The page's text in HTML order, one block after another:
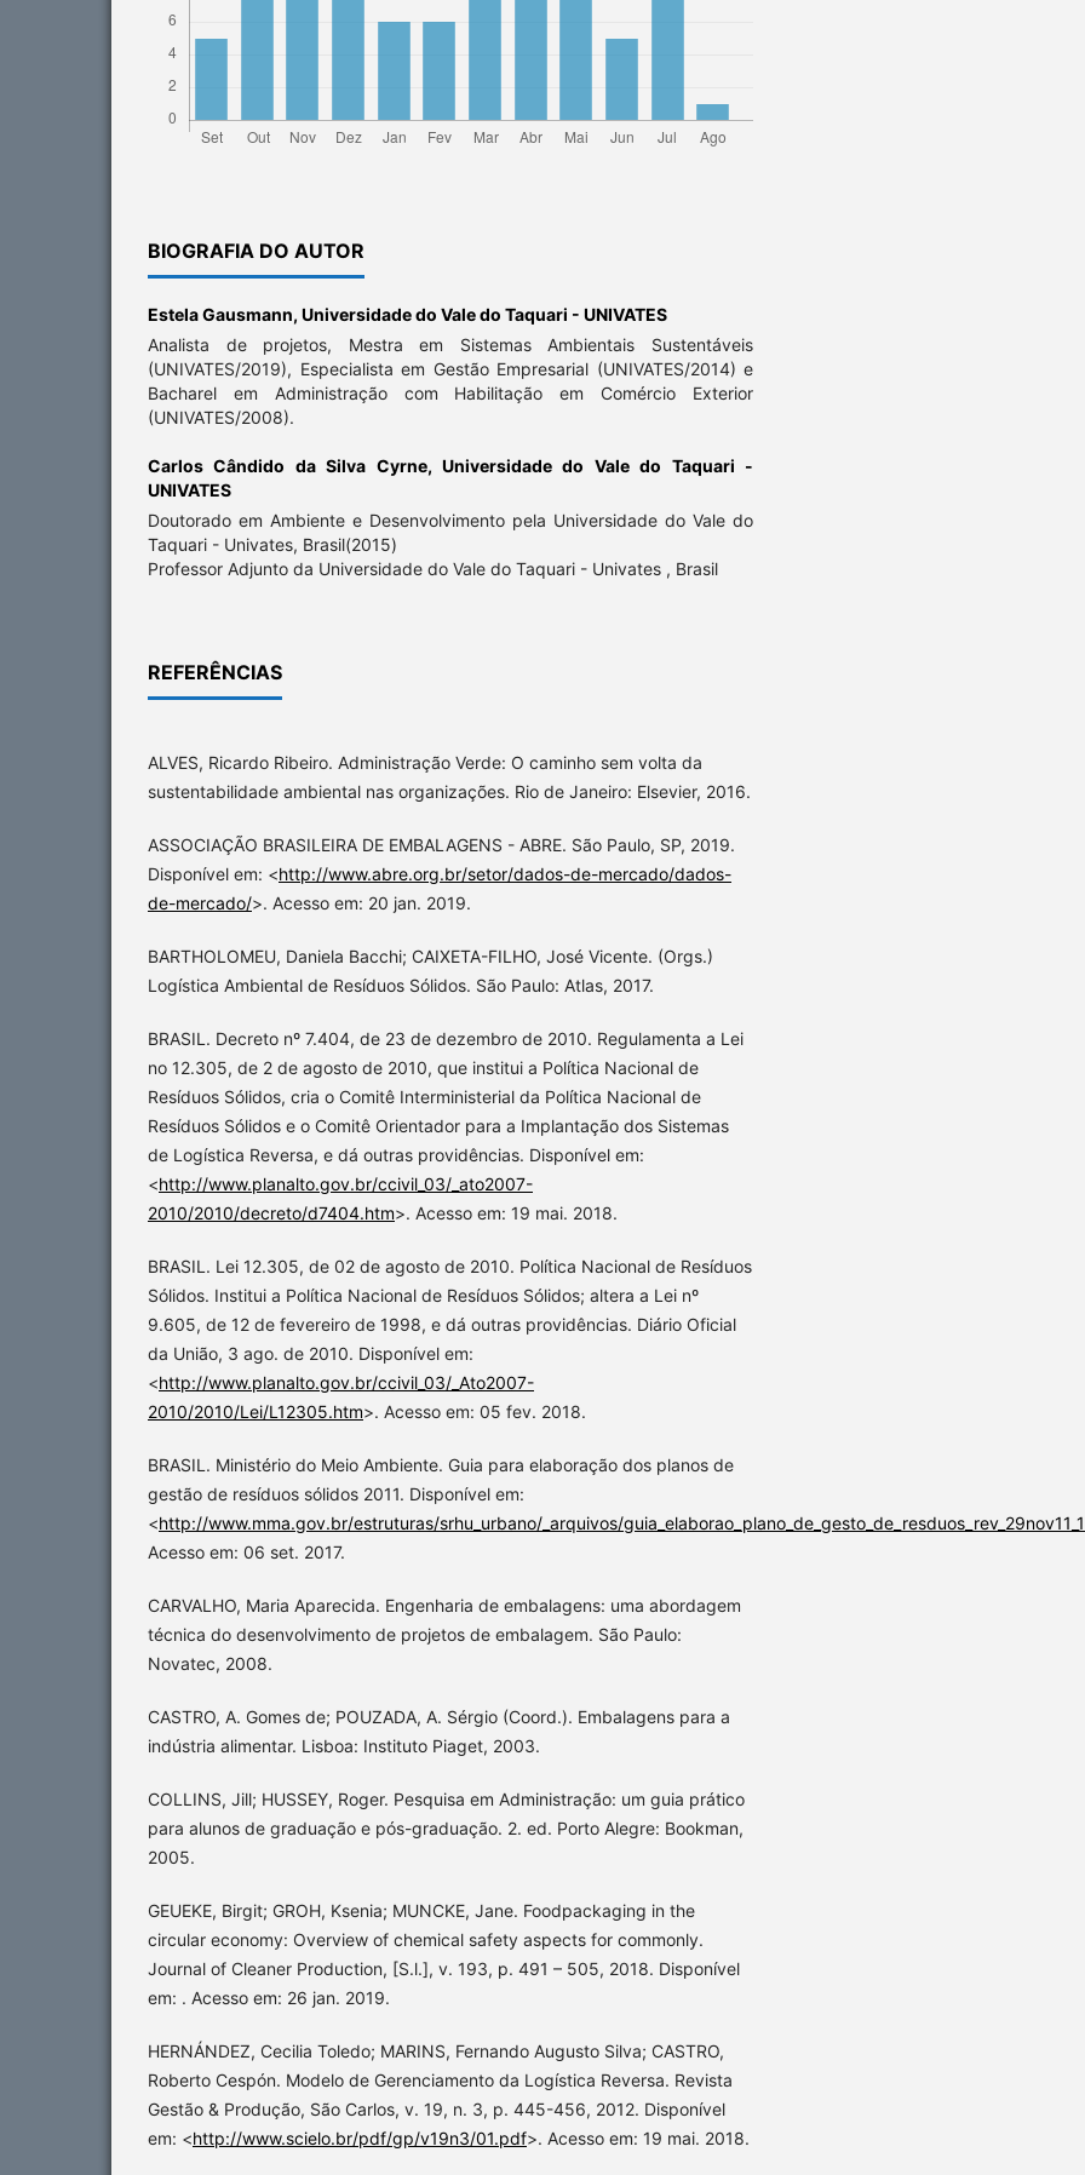
BIOGRAFIA DO AUTOR
Estela Gausmann, Universidade do Vale do Taquari - UNIVATES
Analista de projetos, Mestra em Sistemas Ambientais Sustentáveis
(UNIVATES/2019), Especialista em Gestão Empresarial (UNIVATES/2014) e
Bacharel em Administração com Habilitação em Comércio Exterior
(UNIVATES/2008).
Carlos Cândido da Silva Cyrne, Universidade do Vale do Taquari -
UNIVATES
Doutorado em Ambiente e Desenvolvimento pela Universidade do Vale do
Taquari - Univates, Brasil(2015)
Professor Adjunto da Universidade do Vale do Taquari - Univates , Brasil
REFERÊNCIAS
ALVES, Ricardo Ribeiro. Administração Verde: O caminho sem volta da
sustentabilidade ambiental nas organizações. Rio de Janeiro: Elsevier, 2016.
ASSOCIAÇÃO BRASILEIRA DE EMBALAGENS - ABRE. São Paulo, SP, 2019.
Disponível em: <http://www.abre.org.br/setor/dados-de-mercado/dados-
de-mercado/>. Acesso em: 20 jan. 2019.
BARTHOLOMEU, Daniela Bacchi; CAIXETA-FILHO, José Vicente. (Orgs.)
Logística Ambiental de Resíduos Sólidos. São Paulo: Atlas, 2017.
BRASIL. Decreto nº 7.404, de 23 de dezembro de 2010. Regulamenta a Lei
no 12.305, de 2 de agosto de 2010, que institui a Política Nacional de
Resíduos Sólidos, cria o Comitê Interministerial da Política Nacional de
Resíduos Sólidos e o Comitê Orientador para a Implantação dos Sistemas
de Logística Reversa, e dá outras providências. Disponível em:
<http://www.planalto.gov.br/ccivil_03/_ato2007-
2010/2010/decreto/d7404.htm>. Acesso em: 19 mai. 2018.
BRASIL. Lei 12.305, de 02 de agosto de 2010. Política Nacional de Resíduos
Sólidos. Institui a Política Nacional de Resíduos Sólidos; altera a Lei nº
9.605, de 12 de fevereiro de 1998, e dá outras providências. Diário Oficial
da União, 3 ago. de 2010. Disponível em:
<http://www.planalto.gov.br/ccivil_03/_Ato2007-
2010/2010/Lei/L12305.htm>. Acesso em: 05 fev. 2018.
BRASIL. Ministério do Meio Ambiente. Guia para elaboração dos planos de
gestão de resíduos sólidos 2011. Disponível em:
<http://www.mma.gov.br/estruturas/srhu_urbano/_arquivos/
Acesso em: 06 set. 2017.
CARVALHO, Maria Aparecida. Engenharia de embalagens: uma abordagem
técnica do desenvolvimento de projetos de embalagem. São Paulo:
Novatec, 2008.
CASTRO, A. Gomes de; POUZADA, A. Sérgio (Coord.). Embalagens para a
indústria alimentar. Lisboa: Instituto Piaget, 2003.
COLLINS, Jill; HUSSEY, Roger. Pesquisa em Administração: um guia prático
para alunos de graduação e pós-graduação. 2. ed. Porto Alegre: Bookman,
2005.
GEUEKE, Birgit; GROH, Ksenia; MUNCKE, Jane. Foodpackaging in the
circular economy: Overview of chemical safety aspects for commonly.
Journal of Cleaner Production, [S.l.], v. 193, p. 491 – 505, 2018. Disponível
em: . Acesso em: 26 jan. 2019.
HERNÁNDEZ, Cecilia Toledo; MARINS, Fernando Augusto Silva; CASTRO,
Roberto Cespón. Modelo de Gerenciamento da Logística Reversa. Revista
Gestão & Produção, São Carlos, v. 19, n. 3, p. 445-456, 2012. Disponível
em: <http://www.scielo.br/pdf/gp/v19n3/01.pdf>. Acesso em: 19 mai. 2018.